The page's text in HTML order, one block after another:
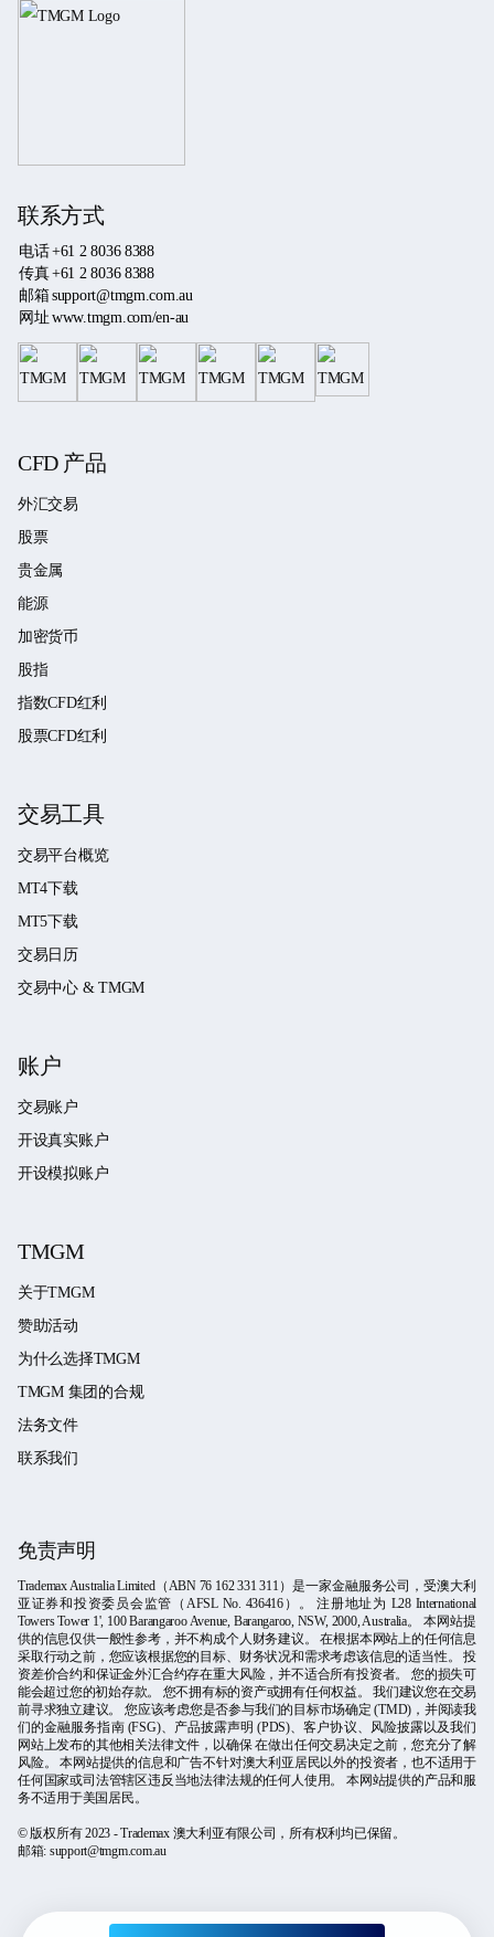
联系方式
电话+61 2 8036 8388
传真+61 2 8036 8388
邮箱support@tmgm.com.au
网址 www.tmgm.com/en-au
CFD 产品
外汇交易
股票
贵金属
能源
加密货币
股指
指数CFD红利
股票CFD红利
交易工具
交易平台概览
MT4下载
MT5下载
交易日历
交易中心 & TMGM
账户
交易账户
开设真实账户
开设模拟账户
TMGM
关于TMGM
赞助活动
为什么选择TMGM
TMGM 集团的合规
法务文件
联系我们
免责声明
Trademax Australia Limited（ABN 76 162 331 311）是一家金融服务公司，受澳大利
亚证券和投资委员会监管（AFSL No. 436416）。 注册地址为 L28 International
Towers Tower 1', 100 Barangaroo Avenue, Barangaroo, NSW, 2000, Australia。 本网站提
供的信息仅供一般性参考，并不构成个人财务建议。 在根据本网站上的任何信息
采取行动之前，您应该根据您的目标、财务状况和需求考虑该信息的适当性。 投
资差价合约和保证金外汇合约存在重大风险，并不适合所有投资者。 您的损失可
能会超过您的初始存款。 您不拥有标的资产或拥有任何权益。 我们建议您在交易
前寻求独立建议。 您应该考虑您是否参与我们的目标市场确定 (TMD)，并阅读我
们的金融服务指南 (FSG)、产品披露声明 (PDS)、客户协议、风险披露以及我们
网站上发布的其他相关法律文件，以确保 在做出任何交易决定之前，您充分了解
风险。 本网站提供的信息和广告不针对澳大利亚居民以外的投资者，也不适用于
任何国家或司法管辖区违反当地法律法规的任何人使用。 本网站提供的产品和服
务不适用于美国居民。
© 版权所有 2023 - Trademax 澳大利亚有限公司，所有权利均已保留。
邮箱: support@tmgm.com.au